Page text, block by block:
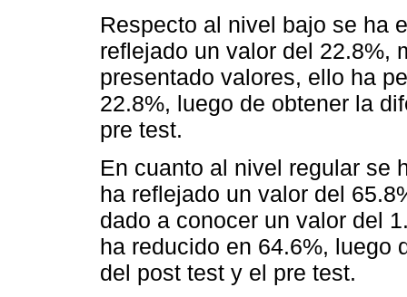
Respecto al nivel bajo se ha
reflejado un valor del 22.8%,
presentado valores, ello ha
22.8%, luego de obtener la
pre test.
En cuanto al nivel regular se
ha reflejado un valor del
dado a conocer un valor del
ha reducido en 64.6%, luego
del post test y el pre test.